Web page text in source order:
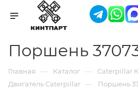
Поршень
Главная — Каталог — Caterpillar
Двигатель Caterpillar — Поршень